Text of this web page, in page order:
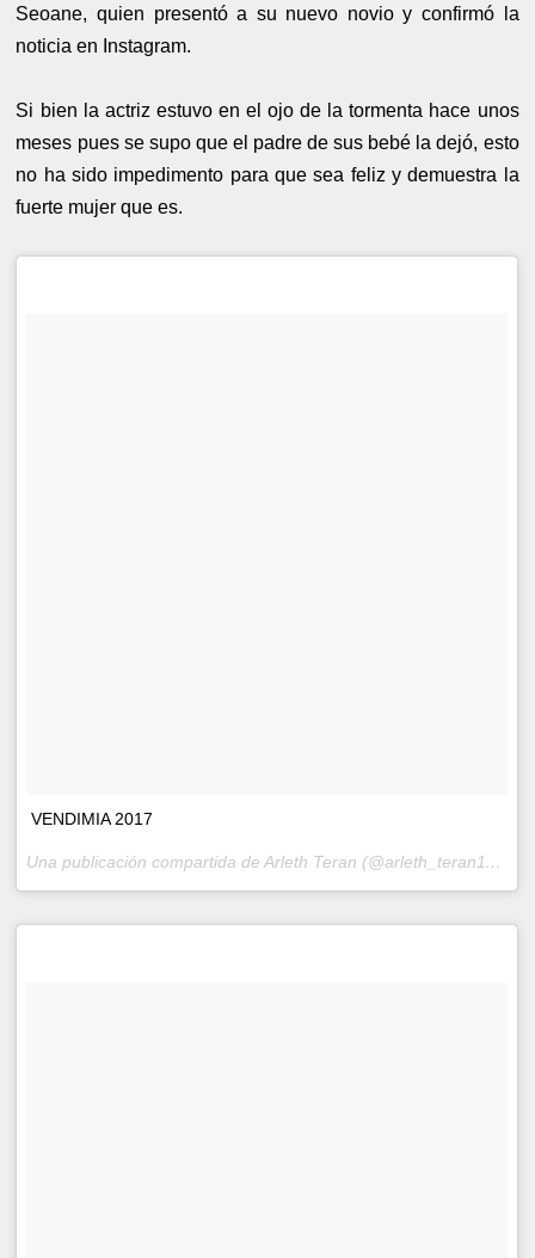
Seoane, quien presentó a su nuevo novio y confirmó la
noticia en Instagram.
Si bien la actriz estuvo en el ojo de la tormenta hace unos
meses pues se supo que el padre de sus bebé la dejó, esto
no ha sido impedimento para que sea feliz y demuestra la
fuerte mujer que es.
VENDIMIA 2017
Una publicación compartida de Arleth Teran (@arleth_teran111) el